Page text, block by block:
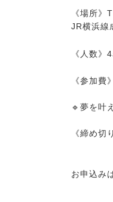
《場所》
JR横浜線
《人数
《参加費
🔹夢を叶
《締め
お申込み